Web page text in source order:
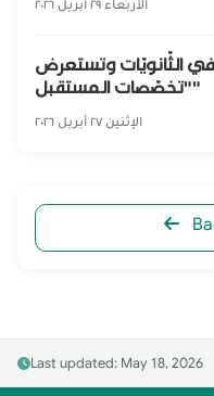
الأربعاء ٢٩ أبريل ٢٠٢٦
في الثّانويّات وتستعرض
"تخصّصات المستقبل"
الإثنين ٢٧ أبريل ٢٠٢٦
Last updated: May 18, 2026